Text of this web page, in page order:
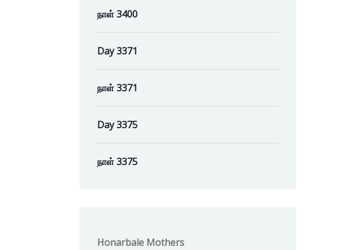
நாள் 3400
Day 3371
நாள் 3371
Day 3375
நாள் 3375
Honarbale Mothers